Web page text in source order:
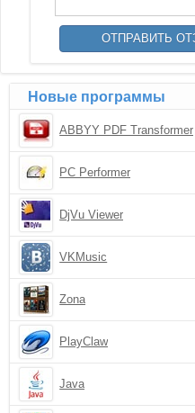
Новые программы
ABBYY PDF Transformer
PC Performer
DjVu Viewer
VKMusic
Zona
PlayClaw
Java